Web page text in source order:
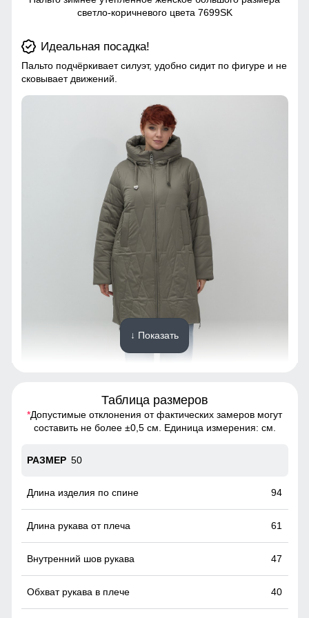
светло-коричневого цвета 7699SK
Идеальная посадка!
Пальто подчёркивает силуэт, удобно сидит по фигуре и не
сковывает движений.
Пальто подчёркивает силуэт, удобно сидит по фигуре и не
сковывает движений.
Это практичное и удобное решение для повседневного
использования. Они легко вмещают телефон, перчатки и
сумки. Карманы расположены удобно и защищены от
ветра, что делает их идеальными для холодной погоды.
↓ Показать
Таблица размеров
*Допустимые отклонения от фактических замеров могут
составить не более ±0,5 см. Единица измерения: см.
50
94
61
47
40